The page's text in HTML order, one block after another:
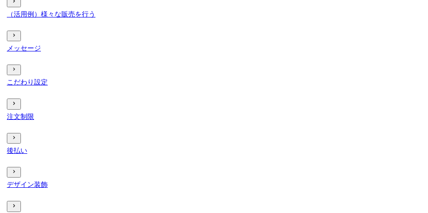
（活用例）様々な販売を行う
メッセージ
こだわり設定
注文制限
後払い
デザイン装飾